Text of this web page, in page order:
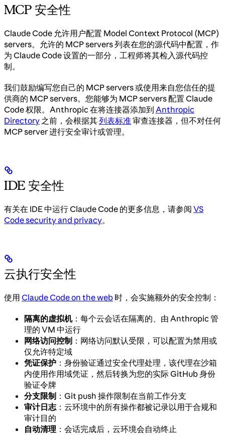
MCP 安全性
Claude Code 允许用户配置 Model Context Protocol (MCP)
servers。允许的 MCP servers 列表在您的源代码中配置，作
为 Claude Code 设置的一部分，工程师将其检入源代码控
制。
我们鼓励编写您自己的 MCP servers 或使用来自您信任的提
供商的 MCP servers。您能够为 MCP servers 配置 Claude
Code 权限。Anthropic 在将连接器添加到 Anthropic
Directory 之前，会根据其列表标准审查连接器，但不对任何
MCP server 进行安全审计或管理。
IDE 安全性
有关在 IDE 中运行 Claude Code 的更多信息，请参阅 VS
Code security and privacy。
云执行安全性
使用 Claude Code on the web 时，会实施额外的安全控制：
隔离的虚拟机：每个云会话在隔离的、由 Anthropic 管
理的 VM 中运行
网络访问控制 ：网络访问默认受限，可以配置为禁用或
仅允许特定域
凭证保护 ：身份验证通过安全代理处理，该代理在沙箱
内使用作用域凭证，然后转换为您的实际 GitHub 身份
验证令牌
分支限制 ：Git push 操作限制在当前工作分支
审计日志：云环境中的所有操作都被记录以用于合规和
审计目的
自动清理 ：会话完成后，云环境会自动终止